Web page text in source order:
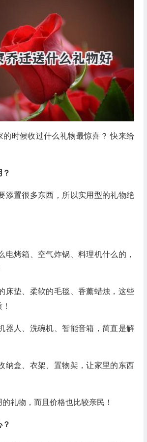
的时候收过什么礼物最惊喜？ 快来给
添置很多东西，所以实用型的礼物绝
电烤箱、空气炸锅、料理机什么的，
床垫、柔软的毛毯、香薰蜡烛，这些
器人、洗碗机、智能音箱，简直是解
纳盒、衣架、置物架，让家里的东西
礼物，而且价格也比较亲民！